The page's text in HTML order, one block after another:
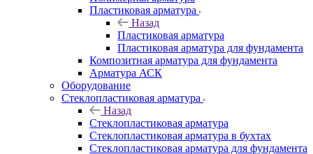
Пластиковая арматура
Назад
Пластиковая арматура
Пластиковая арматура для фундамента
Композитная арматура для фундамента
Арматура АСК
Оборудование
Cтеклопластиковая арматура
Назад
Cтеклопластиковая арматура
Стеклопластиковая арматура в бухтах
Стеклопластиковая арматура для фундамента